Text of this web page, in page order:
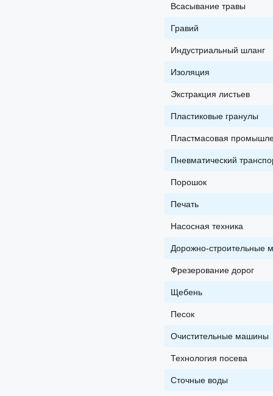
Всасывание травы
Гравий
Индустриальный шланг
Изоляция
Экстракция листьев
Пластиковые гранулы
Пластмасовая
Пневматический
Порошок
Печать
Насосная техника
Дорожно-строительные
Фрезерование дорог
Щебень
Песок
Очистительные машины
Технология посева
Сточные воды